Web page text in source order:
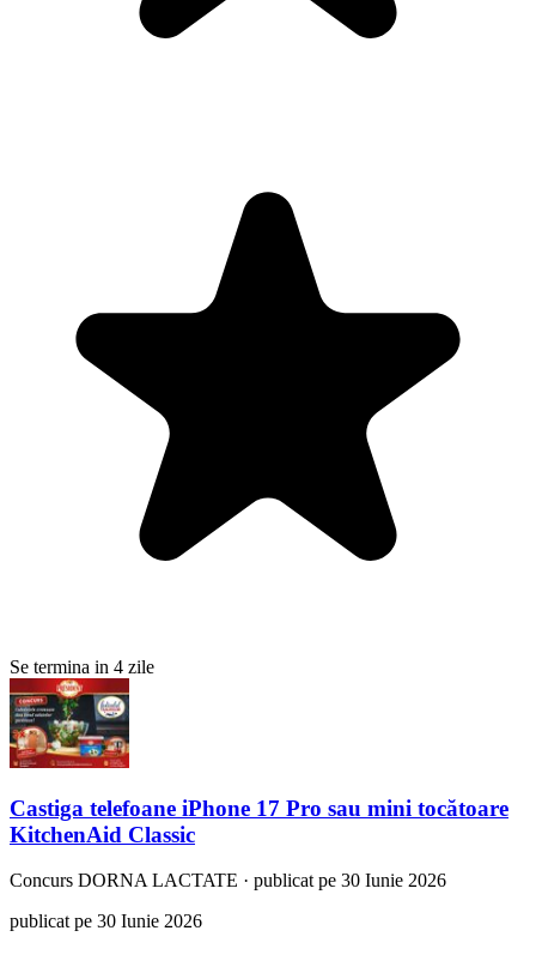
Se termina in 4 zile
Castiga telefoane iPhone 17 Pro sau mini tocătoare
KitchenAid Classic
Concurs DORNA LACTATE · publicat pe 30 Iunie 2026
publicat pe 30 Iunie 2026